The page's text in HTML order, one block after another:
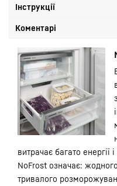
Інструкції
Коментарі
витрачає багато енергії
NoFrost означає:
тривалого